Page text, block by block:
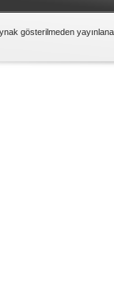
gösterilmeden